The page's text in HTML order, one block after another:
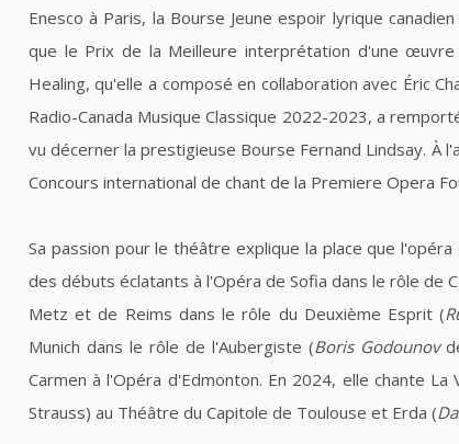
Enesco à Paris, la Bourse Jeune espoir lyrique
que le Prix de la Meilleure interprétation d'une œuvre
Healing, qu'elle a composé en collaboration avec Éric
Radio-Canada Musique Classique 2022-2023, a
vu décerner la prestigieuse Bourse Fernand Lindsay. À
Concours international de chant de la Premiere Opera
Sa passion pour le théâtre explique la place que
des débuts éclatants à l'Opéra de Sofia dans le rôle de
Metz et de Reims dans le rôle du Deuxième Esprit (
Munich dans le rôle de l'Aubergiste (Boris Godounov
Carmen à l'Opéra d'Edmonton. En 2024, elle chante La
Strauss) au Théâtre du Capitole de Toulouse et Erda (